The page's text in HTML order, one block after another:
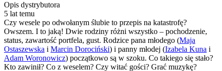
Opis dystrybutora
5 lat temu
Czy wesele po odwołanym ślubie to przepis na katastrofę?
Owszem. I to jaką! Dwie rodziny różni wszystko – pochodzenie,
status, zawartość portfela, gust. Rodzice pana młodego (Maja
Ostaszewska i Marcin Dorociński) i panny młodej (Izabela Kuna i
Adam Woronowicz) początkowo są w szoku. Co takiego się stało?
Kto zawinił? Co z weselem? Czy witać gości? Grać muzykę?